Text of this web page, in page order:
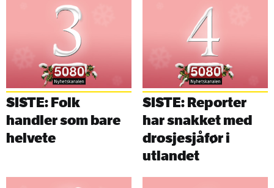
SISTE: Folk
handler som bare
helvete
SISTE: Reporter
har snakket med
drosjesjåfør i
utlandet